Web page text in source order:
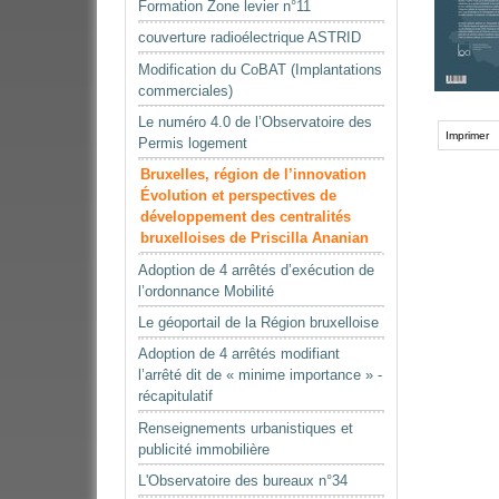
Formation Zone levier n°11
couverture radioélectrique ASTRID
Modification du CoBAT (Implantations
commerciales)
Le numéro 4.0 de l’Observatoire des
Permis logement
Bruxelles, région de l’innovation
Évolution et perspectives de
développement des centralités
bruxelloises de Priscilla Ananian
Adoption de 4 arrêtés d’exécution de
l’ordonnance Mobilité
Le géoportail de la Région bruxelloise
Adoption de 4 arrêtés modifiant
l’arrêté dit de « minime importance » -
récapitulatif
Renseignements urbanistiques et
publicité immobilière
L'Observatoire des bureaux n°34
Imprimer